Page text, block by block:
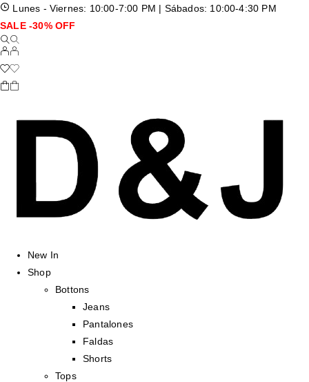
Lunes - Viernes: 10:00-7:00 PM | Sábados: 10:00-4:30 PM
SALE -30% OFF
New In
Shop
Bottons
Jeans
Pantalones
Faldas
Shorts
Tops